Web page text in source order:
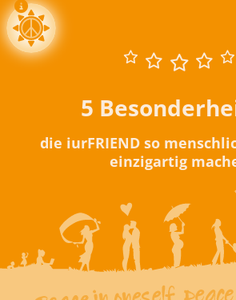
5
die iurFRIEND so
einzigartig